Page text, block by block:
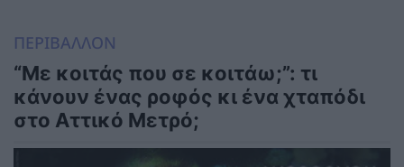
ΠΕΡΙΒΑΛΛΟΝ
“Με κοιτάς που σε κοιτάω;”: τι
κάνουν ένας ροφός κι ένα χταπόδι
στο Αττικό Μετρό;